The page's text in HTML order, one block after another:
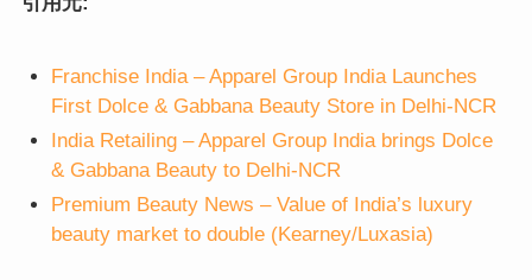
Franchise India – Apparel Group India Launches
First Dolce & Gabbana Beauty Store in Delhi-NCR
India Retailing – Apparel Group India brings Dolce
& Gabbana Beauty to Delhi-NCR
Premium Beauty News – Value of India’s luxury
beauty market to double (Kearney/Luxasia)